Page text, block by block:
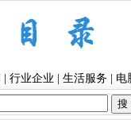
行业企业 生活服务 电